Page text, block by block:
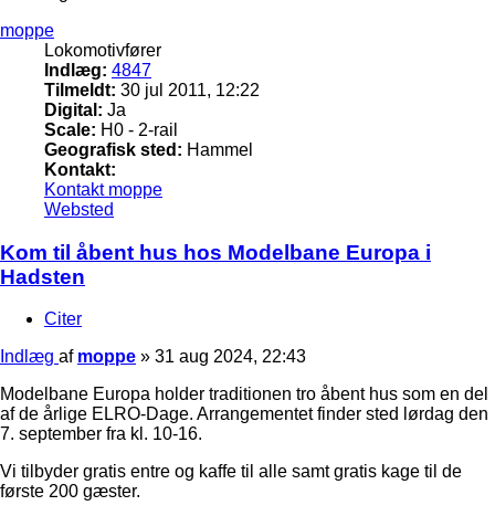
moppe
Lokomotivfører
Indlæg: 4847
Tilmeldt: 30 jul 2011, 12:22
Digital: Ja
Scale: H0 - 2-rail
Geografisk sted: Hammel
Kontakt:
Kontakt moppe
Websted
Kom til åbent hus hos Modelbane Europa i
Hadsten
Citer
Indlæg af moppe » 31 aug 2024, 22:43
Modelbane Europa holder traditionen tro åbent hus som en del
af de årlige ELRO-Dage. Arrangementet finder sted lørdag den
7. september fra kl. 10-16.
Vi tilbyder gratis entre og kaffe til alle samt gratis kage til de
første 200 gæster.